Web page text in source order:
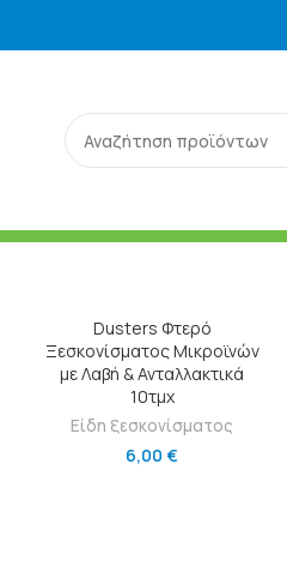
ΠΡΟΣΘΉΚΗ ΣΤΟ ΚΑΛΆΘΙ
Dusters Φτερό
Ξεσκονίσματος Μικροϊνών
με Λαβή & Ανταλλακτικά
10τμχ
Είδη ξεσκονίσματος
6,00€